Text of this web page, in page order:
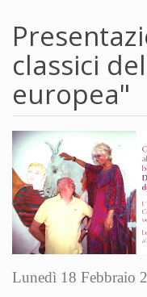
classici
europea"
Lunedì 18 Febbraio